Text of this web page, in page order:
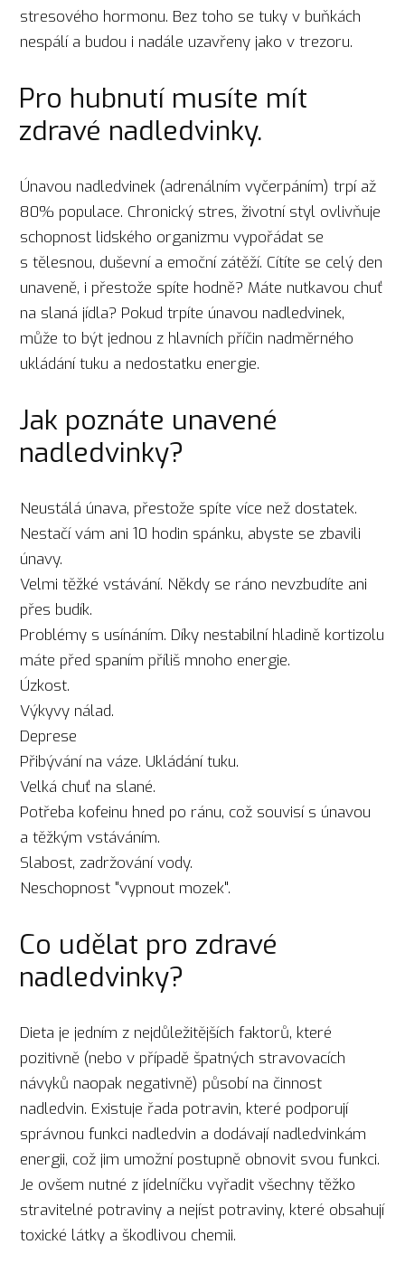
stresového hormonu. Bez toho se tuky v buňkách
nespálí a budou i nadále uzavřeny jako v trezoru.
Pro hubnutí musíte mít
zdravé nadledvinky.
Únavou nadledvinek (adrenálním vyčerpáním) trpí až
80% populace. Chronický stres, životní styl ovlivňuje
schopnost lidského organizmu vypořádat se
s tělesnou, duševní a emoční zátěží. Cítíte se celý den
unaveně, i přestože spíte hodně? Máte nutkavou chuť
na slaná jídla? Pokud trpíte únavou nadledvinek,
může to být jednou z hlavních příčin nadměrného
ukládání tuku a nedostatku energie.
Jak poznáte unavené
nadledvinky?
Neustálá únava, přestože spíte více než dostatek.
Nestačí vám ani 10 hodin spánku, abyste se zbavili
únavy.
Velmi těžké vstávání. Někdy se ráno nevzbudíte ani
přes budík.
Problémy s usínáním. Díky nestabilní hladině kortizolu
máte před spaním příliš mnoho energie.
Úzkost.
Výkyvy nálad.
Deprese
Přibývání na váze. Ukládání tuku.
Velká chuť na slané.
Potřeba kofeinu hned po ránu, což souvisí s únavou
a těžkým vstáváním.
Slabost, zadržování vody.
Neschopnost "vypnout mozek".
Co udělat pro zdravé
nadledvinky?
Dieta je jedním z nejdůležitějších faktorů, které
pozitivně (nebo v případě špatných stravovacích
návyků naopak negativně) působí na činnost
nadledvin. Existuje řada potravin, které podporují
správnou funkci nadledvin a dodávají nadledvinkám
energii, což jim umožní postupně obnovit svou funkci.
Je ovšem nutné z jídelníčku vyřadit všechny těžko
stravitelné potraviny a nejíst potraviny, které obsahují
toxické látky a škodlivou chemii.